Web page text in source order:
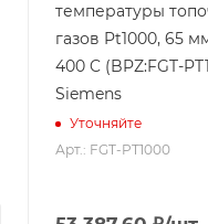
температуры
газов Pt1000, 65
400 C (BPZ:FGT-
Siemens
Уточняйте
Арт.: FGT-PT1000